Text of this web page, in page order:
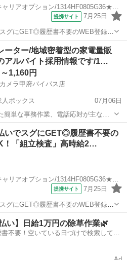
提携サイト 7月25日
グにGET◎履歴書不要のWEB登録
」高時給1300円！山梨県北杜市周
ト】 製造のお仕
ーター/地域密着型の家電量販
アルバイト採用情報です/1…
1,160円
メラ甲府バイパス店
ボックス
07月06日
簡単な事務作業、電話応対が主なお
容は様々! 困ったときは先輩スタッ
つ一つ覚える必要はないのでご安心
、社外...
いでスグにGET◎履歴書不要の
！「組立検査」高時給2…
株式会社綜合キャリアオプション/1314HF0805G36★84-S
提携サイト 7月25日
グにGET◎履歴書不要のWEB登録
山梨県韮崎市周辺！20代～40代の
い】日給1万円の除草作業🌿
不要！空いている日づけで検索して即